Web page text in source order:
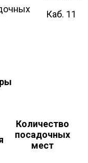
Каб. 11
Количество
посадочных
мест